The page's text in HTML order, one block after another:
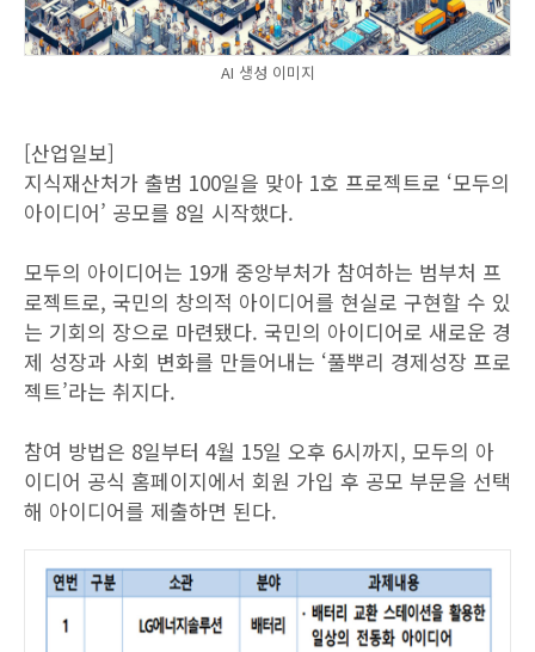
AI 생성 이미지
[산업일보]
지식재산처가 출범 100일을 맞아 1호 프로젝트로 ‘모두의
아이디어’ 공모를 8일 시작했다.
모두의 아이디어는 19개 중앙부처가 참여하는 범부처 프
로젝트로, 국민의 창의적 아이디어를 현실로 구현할 수 있
는 기회의 장으로 마련됐다. 국민의 아이디어로 새로운 경
제 성장과 사회 변화를 만들어내는 ‘풀뿌리 경제성장 프로
젝트’라는 취지다.
참여 방법은 8일부터 4월 15일 오후 6시까지, 모두의 아
이디어 공식 홈페이지에서 회원 가입 후 공모 부문을 선택
해 아이디어를 제출하면 된다.